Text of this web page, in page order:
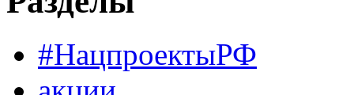
#НацпроектыРФ